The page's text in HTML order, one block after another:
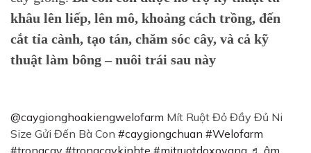
khâu lên liếp, lên mô, khoảng cách trồng, đến
cắt tỉa cành, tạo tán, chăm sóc cây, và cả kỹ
thuật làm bông – nuôi trái sau này
@caygionghoakiengwelofarm Mít Ruột Đỏ Đầy Đủ Ni
Size Gửi Đến Bà Con #caygiongchuan #Welofarm